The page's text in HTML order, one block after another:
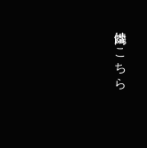
焼肉はこちら